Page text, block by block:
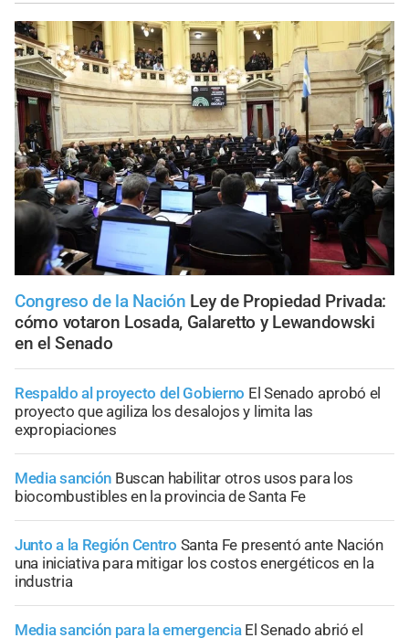
Congreso de la Nación Ley de Propiedad Privada:
cómo votaron Losada, Galaretto y Lewandowski
en el Senado
Respaldo al proyecto del Gobierno El Senado aprobó el
proyecto que agiliza los desalojos y limita las
expropiaciones
Media sanción Buscan habilitar otros usos para los
biocombustibles en la provincia de Santa Fe
Junto a la Región Centro Santa Fe presentó ante Nación
una iniciativa para mitigar los costos energéticos en la
industria
Media sanción para la emergencia El Senado abrió el